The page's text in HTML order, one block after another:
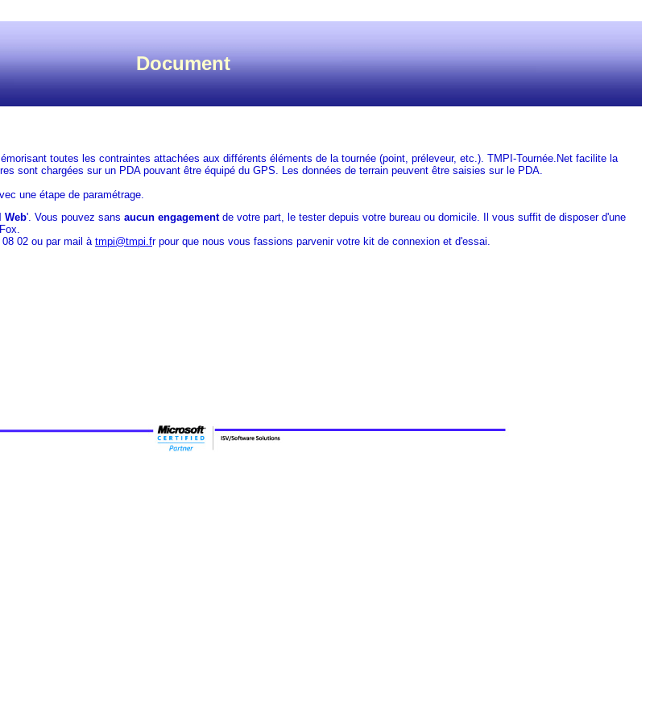
Document
toutes les contraintes attachées aux différents éléments de la tournée (point, préleveur, etc.). TMPI-Tournée.Net facilite la
sont chargées sur un PDA pouvant être équipé du GPS. Les données de terrain peuvent être saisies sur le PDA.
une étape de paramétrage.
Web'. Vous pouvez sans aucun engagementde votre part, le tester depuis votre bureau ou domicile. Il vous suffit de disposer d'une
02 ou par mail à tmpi@tmpi.fr pour que nous vous fassions parvenir votre kit de connexion et d'essai.